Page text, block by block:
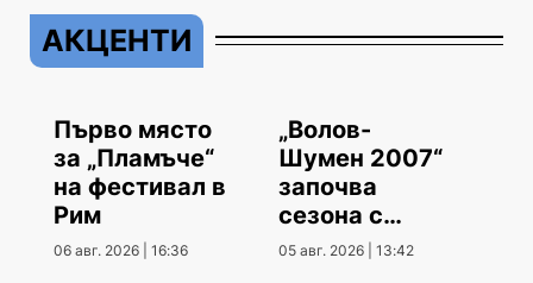
АКЦЕНТИ
Първо място
за „Пламъче“
на фестивал в
Рим
06 авг. 2026 | 16:36
„Волов-
Шумен 2007“
започва
сезона с
гостуване
05 авг. 2026 | 13:42